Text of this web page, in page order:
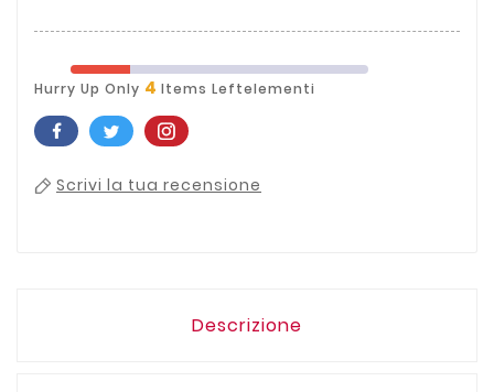
Hurry Up Only 4 Items Leftelementi
Scrivi la tua recensione
Descrizione